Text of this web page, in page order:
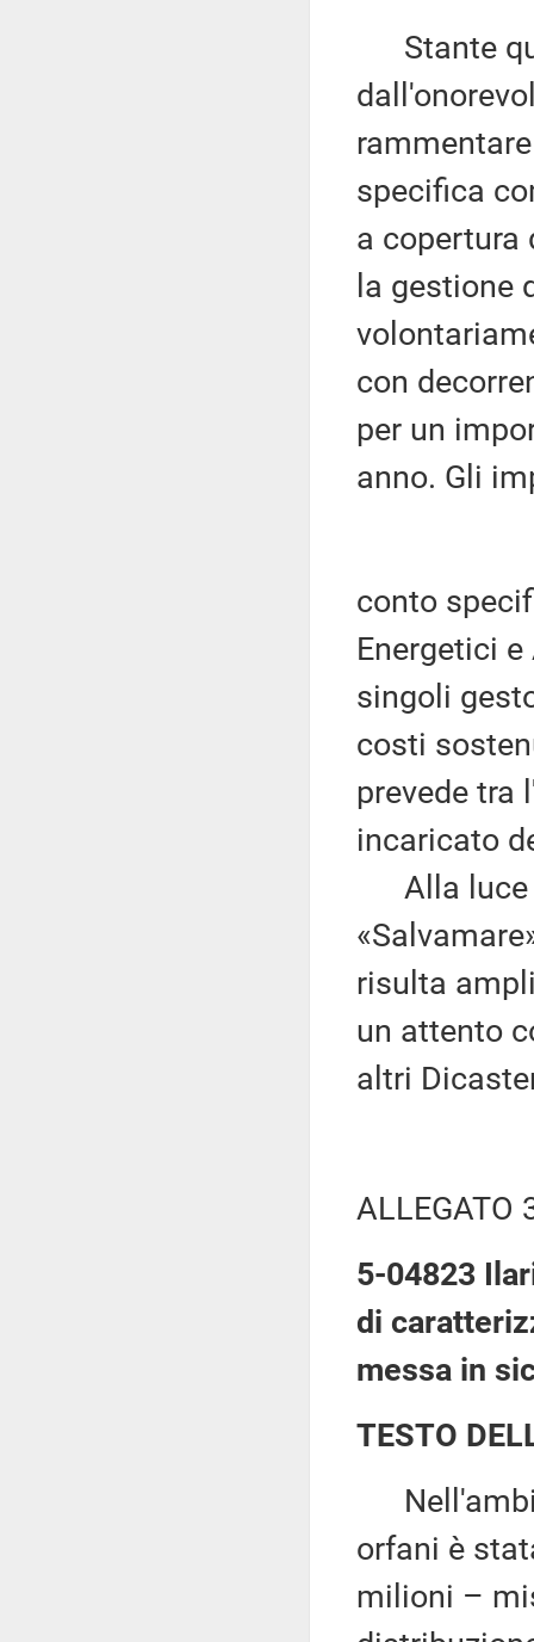
Stante
specifica
a copertura
la gestione
con
per un
anno. Gli
conto
Energetici
singoli
costi
prevede tra
incaricato
Alla luce
risulta
un attento
altri
ALLEGATO
5-04823
di
messa in
TESTO
orfani è
milioni –